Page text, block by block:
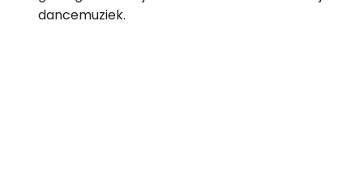
dancemuziek.